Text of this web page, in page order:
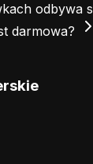
odbywa
darmowa?